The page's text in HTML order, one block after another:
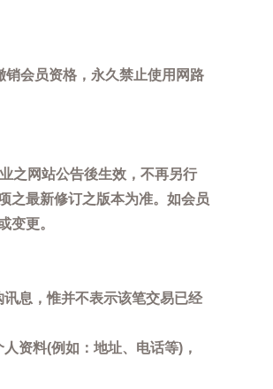
会员资格，永久禁止使用网路
之网站公告後生效，不再另行
之最新修订之版本为准。如会员
变更。
息，惟并不表示该笔交易已经
资料(例如：地址、电话等)，